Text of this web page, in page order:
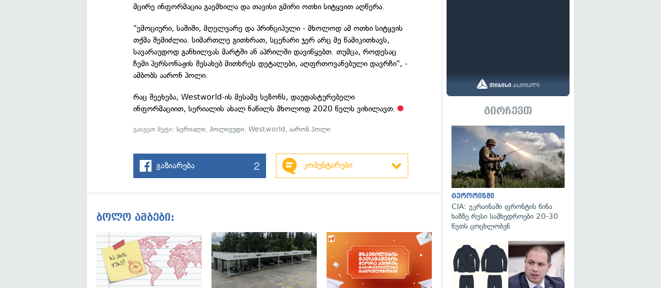
მცირე ინფორმაცია გაემხილა და თავისი გმირი ოთხი სიტყვით აღწერა.
"ემოციური, საშიში, მღელვარე და პრინციპული - მხოლოდ ამ ოთხი სიტყვის
თქმა შემიძლია. სიმართლე გითხრათ, სცენარი ჯერ არც მე წამიკითხავს,
სავარაუდოდ განხილვას მარტში ან აპრილში დავიწყებთ. თუმცა, როდესაც
ჩემი პერსონაჟის შესახებ მითხრეს დეტალები, აღფრთოვანებული დავრჩი", -
ამბობს აარონ პოლი.
რაც შეეხება, Westworld-ის მესამე სეზონს, დაუდასტურებელი
ინფორმაციით, სერიალის ახალ ნაწილს მხოლოდ 2020 წელს ვიხილავთ.
გაიგეთ მეტი:სერიალი,ჰოლივუდი,Westworld,აარონ პოლი
გაზიარება 2 კომენტარები
ბოლო ამბები:
გირჩევთ
ტერორიზმი
CIA: უკრაინაში ფრონტის წინა
ხაზზე რუსი სამხედროები 20-30
წუთს ცოცხლობენ